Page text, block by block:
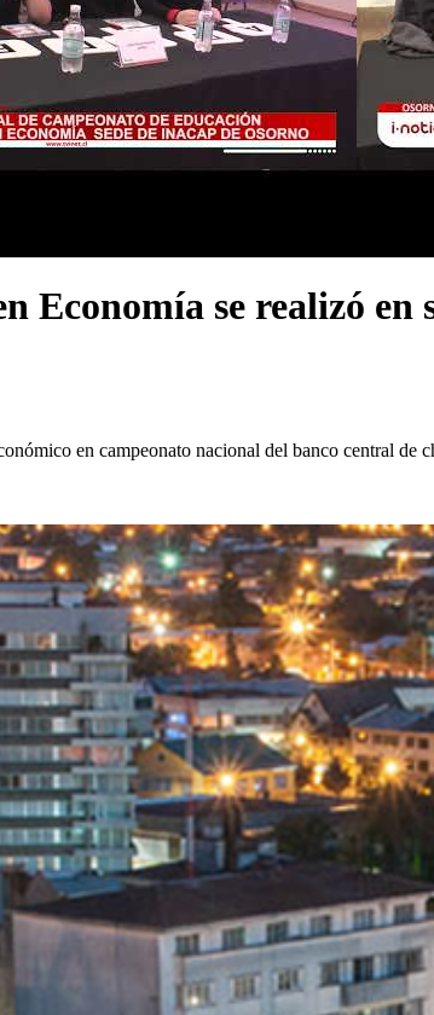
Economía se realizó en
en campeonato nacional del banco central de